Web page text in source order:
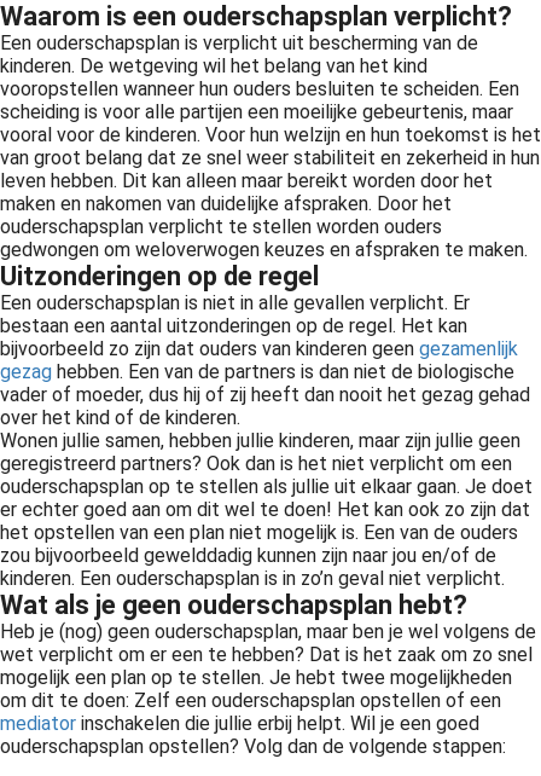
Waarom is een ouderschapsplan verplicht?
Een ouderschapsplan is verplicht uit bescherming van de
kinderen. De wetgeving wil het belang van het kind
vooropstellen wanneer hun ouders besluiten te scheiden. Een
scheiding is voor alle partijen een moeilijke gebeurtenis, maar
vooral voor de kinderen. Voor hun welzijn en hun toekomst is het
van groot belang dat ze snel weer stabiliteit en zekerheid in hun
leven hebben. Dit kan alleen maar bereikt worden door het
maken en nakomen van duidelijke afspraken. Door het
ouderschapsplan verplicht te stellen worden ouders
gedwongen om weloverwogen keuzes en afspraken te maken.
Uitzonderingen op de regel
Een ouderschapsplan is niet in alle gevallen verplicht. Er
bestaan een aantal uitzonderingen op de regel. Het kan
bijvoorbeeld zo zijn dat ouders van kinderen geen gezamenlijk
gezag hebben. Een van de partners is dan niet de biologische
vader of moeder, dus hij of zij heeft dan nooit het gezag gehad
over het kind of de kinderen.
Wonen jullie samen, hebben jullie kinderen, maar zijn jullie geen
geregistreerd partners? Ook dan is het niet verplicht om een
ouderschapsplan op te stellen als jullie uit elkaar gaan. Je doet
er echter goed aan om dit wel te doen! Het kan ook zo zijn dat
het opstellen van een plan niet mogelijk is. Een van de ouders
zou bijvoorbeeld gewelddadig kunnen zijn naar jou en/of de
kinderen. Een ouderschapsplan is in zo’n geval niet verplicht.
Wat als je geen ouderschapsplan hebt?
Heb je (nog) geen ouderschapsplan, maar ben je wel volgens de
wet verplicht om er een te hebben? Dat is het zaak om zo snel
mogelijk een plan op te stellen. Je hebt twee mogelijkheden
om dit te doen: Zelf een ouderschapsplan opstellen of een
mediator inschakelen die jullie erbij helpt. Wil je een goed
ouderschapsplan opstellen? Volg dan de volgende stappen: